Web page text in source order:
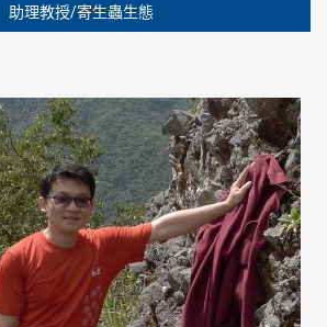
助理教授/寄生蟲生態